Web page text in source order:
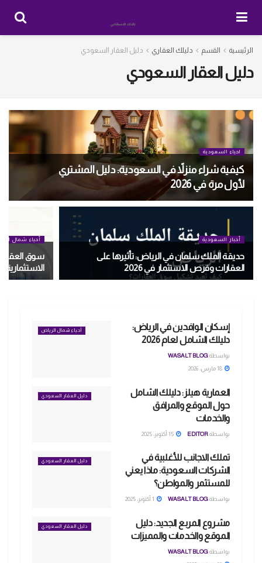
الرئيسية القسم دليلك العقاري دليل العقار السعودي
دليل العقار السعودي
احياء السعودية
كيفية شراء منزلاً في السعودية: دليل المشتري
لأول مرة في 2026
أخبار السعودية
حديقة الملك سلمان في الرياض: تأثيرها على
العقارات وفرص الاستثمار في 2026
أحياء شمال
سوق
الاستثمارية
أحياء شمال الرياض
إسكان الوافدين في الرياض:
دليلك الشامل لعام 2026
بواسطةWASALT BLOG
دليل العقار السعودي
العمارية هيلز: دليلك الشامل
حول الموقع والمرافق
والخدمات
بواسطةEDITOR
دليل العقار السعودي
تملك الاجانب للأغلبية في
الشركات السعودية: ماذا يعني
للمستثمر والمواطن؟
بواسطةWASALT BLOG
دليل العقار السعودي
مشروع المربع الجديد: دليل
الموقع والخدمات والمميزات
بواسطةWASALT BLOG